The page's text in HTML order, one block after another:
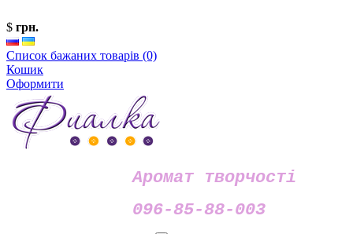
$ грн.
Список бажаних товарів (0)
Кошик
Оформити
Аромат творчості
096-85-88-003